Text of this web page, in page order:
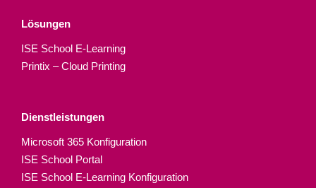
Lösungen
ISE School E-Learning
Printix – Cloud Printing
Dienstleistungen
Microsoft 365 Konfiguration
ISE School Portal
ISE School E-Learning Konfiguration